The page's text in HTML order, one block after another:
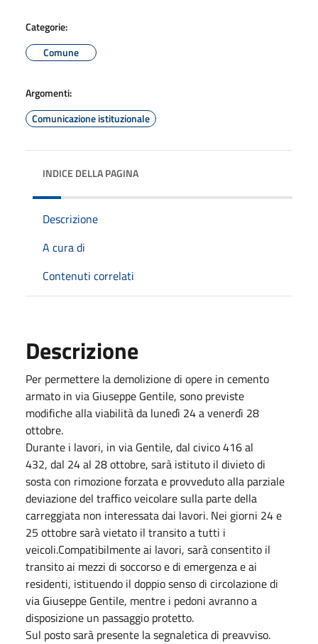
Categorie:
Comune
Argomenti:
Comunicazione istituzionale
INDICE DELLA PAGINA
Descrizione
A cura di
Contenuti correlati
Descrizione
Per permettere la demolizione di opere in cemento
armato in via Giuseppe Gentile, sono previste
modifiche alla viabilità da lunedì 24 a venerdì 28
ottobre.
Durante i lavori, in via Gentile, dal civico 416 al
432, dal 24 al 28 ottobre, sarà istituto il divieto di
sosta con rimozione forzata e provveduto alla parziale
deviazione del traffico veicolare sulla parte della
carreggiata non interessata dai lavori. Nei giorni 24 e
25 ottobre sarà vietato il transito a tutti i
veicoli.Compatibilmente ai lavori, sarà consentito il
transito ai mezzi di soccorso e di emergenza e ai
residenti, istituendo il doppio senso di circolazione di
via Giuseppe Gentile, mentre i pedoni avranno a
disposizione un passaggio protetto.
Sul posto sarà presente la segnaletica di preavviso.